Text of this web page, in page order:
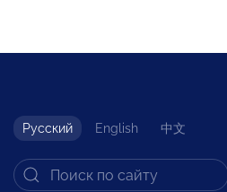
Русский English 中文